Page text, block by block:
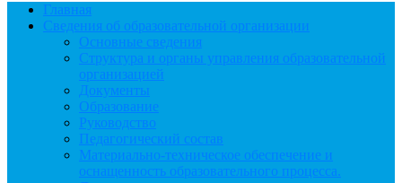
Главная
Сведения об образовательной организации
Основные сведения
Структура и органы управления образовательной
организацией
Документы
Образование
Руководство
Педагогический состав
Материально-техническое обеспечение и
оснащенность образовательного процесса.